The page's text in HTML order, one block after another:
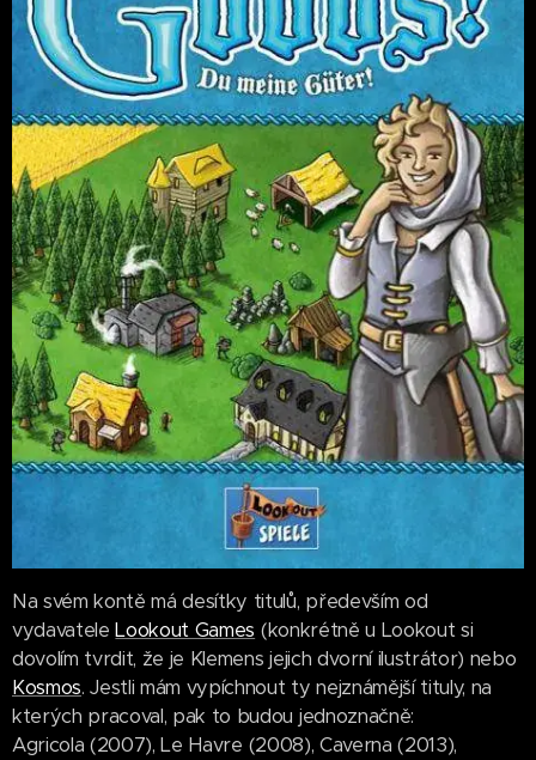
Na svém kontě má desítky titulů, především od
vydavateleLookout Games (konkrétně u Lookout si
dovolím tvrdit, že je Klemens jejich dvorní ilustrátor) nebo
Kosmos. Jestli mám vypíchnout ty nejznámější tituly, na
kterých pracoval, pak to budou jednoznačně:
Agricola (2007), Le Havre (2008), Caverna (2013),